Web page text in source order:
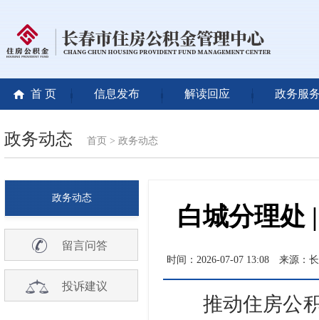
首 页 信息发布 解读回应 政务服
政务动态 首页 > 政务动态
政务动态
留言问答
投诉建议
白城分理处
时间：2026-07-07 13:08 来源：
推动住房公积